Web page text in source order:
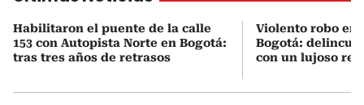
Habilitaron el puente de la calle
153 con Autopista Norte en Bogotá:
tras tres años de retrasos
Violento robo en
Bogotá:
con un lujoso